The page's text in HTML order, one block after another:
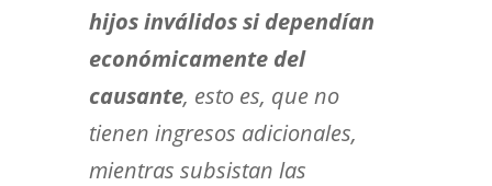
hijos inválidos si dependían
económicamente del
causante, esto es, que no
tienen ingresos adicionales,
mientras subsistan las